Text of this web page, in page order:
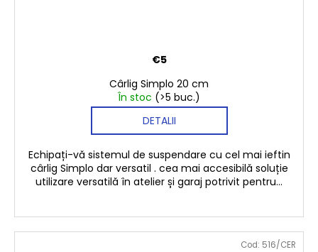
Cârlig Simplo 20 cm
În stoc (>5 buc.)
€5
DETALII
Echipați-vă sistemul de suspendare cu cel mai ieftin
cârlig Simplo dar versatil . cea mai accesibilă soluție
utilizare versatilă în atelier și garaj potrivit pentru...
Cod: 516/CER